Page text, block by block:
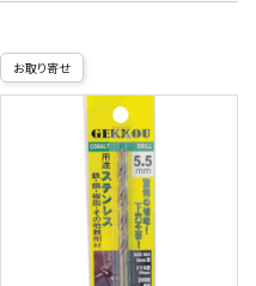
お取り寄せ